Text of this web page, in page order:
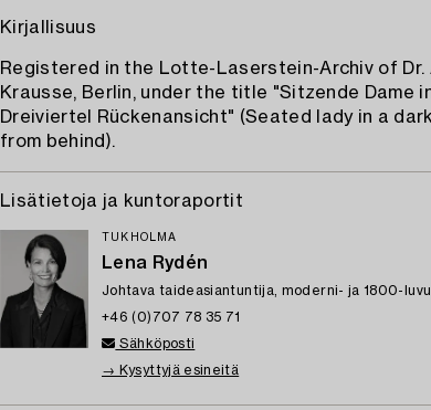
Kirjallisuus
Registered in the Lotte-Laserstein-Archiv of Dr.
Krausse, Berlin, under the title "Sitzende Dame
Dreiviertel Rückenansicht" (Seated lady in a
from behind).
Lisätietoja ja kuntoraportit
TUKHOLMA
Lena Rydén
Johtava taideasiantuntija, moderni- ja 1800-
+46 (0)707 78 35 71
Sähköposti
→ Kysyttyjä esineitä